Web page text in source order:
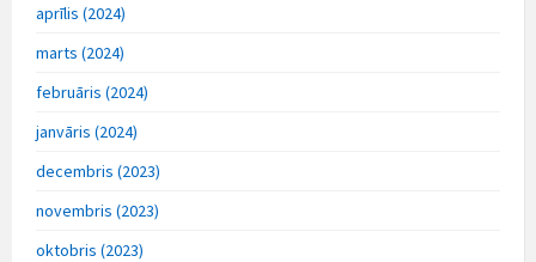
aprīlis (2024)
marts (2024)
februāris (2024)
janvāris (2024)
decembris (2023)
novembris (2023)
oktobris (2023)